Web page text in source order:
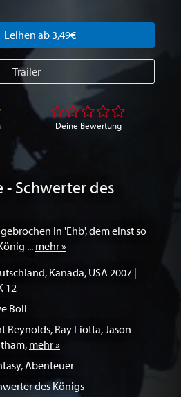
- Schwerter des
in 'Ehb', dem einst so
... mehr »
, Kanada, USA 2007 |
12
Boll
Reynolds, Ray Liotta, Jason
, mehr »
,Abenteuer
des Königs
Leihen ab 3,49€
Trailer
Deine Bewertung